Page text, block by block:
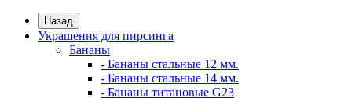
Назад
Украшения для пирсинга
Бананы
- Бананы стальные 12 мм.
- Бананы стальные 14 мм.
- Бананы титановые G23